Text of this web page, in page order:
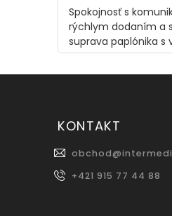
Spokojnosť s
rýchlym dodaním a
suprava paplónika s
KONTAKT
obchod@
+421 915 77 44 88